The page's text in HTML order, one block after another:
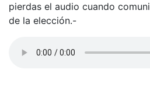
pierdas el audio cuando
de la elección.-